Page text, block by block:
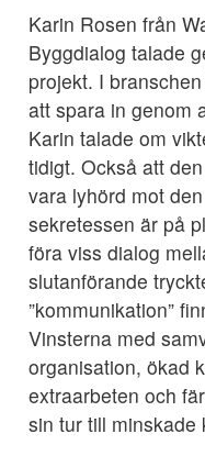
Karin Rosen från
Byggdialog talade
projekt. I
att spara in genom
Karin talade om
tidigt. Också att
vara lyhörd mot
sekretessen är på
föra viss dialog
slutanförande
”kommunikation”
Vinsterna med
organisation, ökad
extraarbeten och
sin tur till minskade